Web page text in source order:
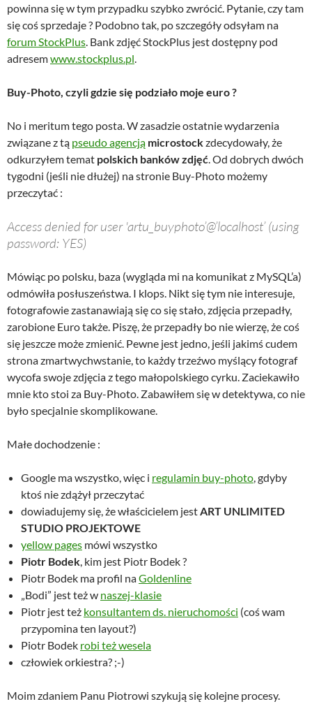
powinna się w tym przypadku szybko zwrócić. Pytanie, czy tam
się coś sprzedaje ? Podobno tak, po szczegóły odsyłam na
forum StockPlus. Bank zdjęć StockPlus jest dostępny pod
adresemwww.stockplus.pl.
Buy-Photo, czyli gdzie się podziało moje euro ?
No i meritum tego posta. W zasadzie ostatnie wydarzenia
związane z tą pseudo agencją microstockzdecydowały, że
odkurzyłem temat polskich banków zdjęć. Od dobrych dwóch
tygodni (jeśli nie dłużej) na stronie Buy-Photo możemy
przeczytać :
Access denied for user 'artu_buyphoto’@’localhost’ (using
password: YES)
Mówiąc po polsku, baza (wygląda mi na komunikat z MySQL’a)
odmówiła posłuszeństwa. I klops. Nikt się tym nie interesuje,
fotografowie zastanawiają się co się stało, zdjęcia przepadły,
zarobione Euro także. Piszę, że przepadły bo nie wierzę, że coś
się jeszcze może zmienić. Pewne jest jedno, jeśli jakimś cudem
strona zmartwychwstanie, to każdy trzeźwo myślący fotograf
wycofa swoje zdjęcia z tego małopolskiego cyrku. Zaciekawiło
mnie kto stoi za Buy-Photo. Zabawiłem się w detektywa, co nie
było specjalnie skomplikowane.
Małe dochodzenie :
Google ma wszystko, więc i regulamin buy-photo, gdyby
ktoś nie zdążył przeczytać
dowiadujemy się, że właścicielem jestART UNLIMITED
STUDIO PROJEKTOWE
yellow pages mówi wszystko
Piotr Bodek, kim jest Piotr Bodek ?
Piotr Bodek ma profil naGoldenline
„Bodi” jest też w naszej-klasie
Piotr jest też konsultantem ds. nieruchomości (coś wam
przypomina ten layout?)
Piotr Bodek robi też wesela
człowiek orkiestra? ;-)
Moim zdaniem Panu Piotrowi szykują się kolejne procesy.